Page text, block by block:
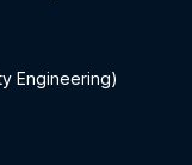
Engineering)